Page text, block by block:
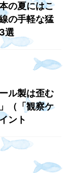
の夏にはこ
の手軽な猛
選
ル製は歪む
（「観察ケ
ント